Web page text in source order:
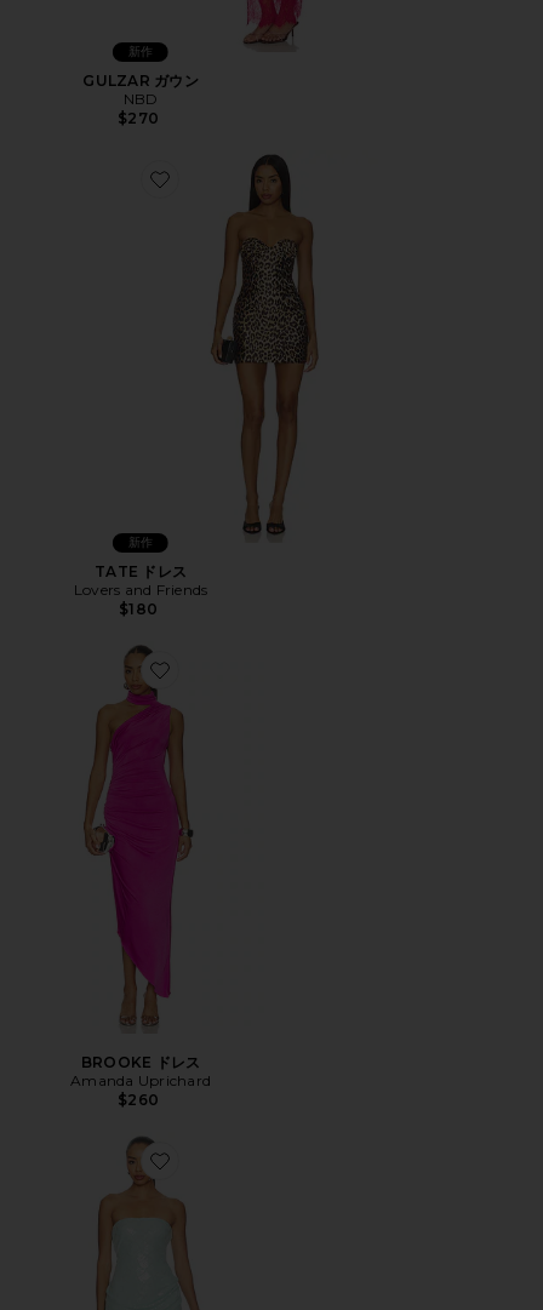
新作
GULZAR ガウン
NBD
$270
Favorite TATE ドレス
新作
TATE ドレス
Lovers and Friends
$180
Favorite BROOKE ドレス
BROOKE ドレス
Amanda Uprichard
$260
Favorite ZEPHYRA MINI ドレス